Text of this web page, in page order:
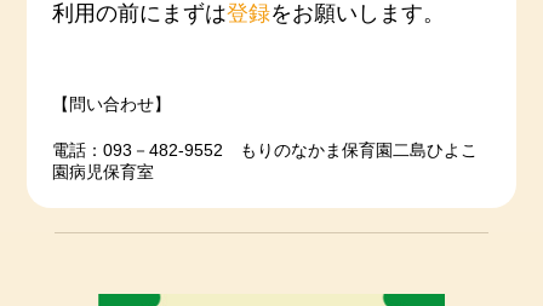
利用の前にまずは登録をお願いします。
【問い合わせ】
電話：093－482-9552 もりのなかま保育園二島ひよこ
園病児保育室